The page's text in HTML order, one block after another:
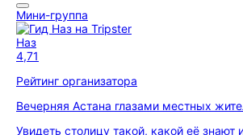
Мини-группа
Наз
4,71
Рейтинг организатора
Вечерняя Астана глазами местных
Увидеть столицу такой, какой её знают